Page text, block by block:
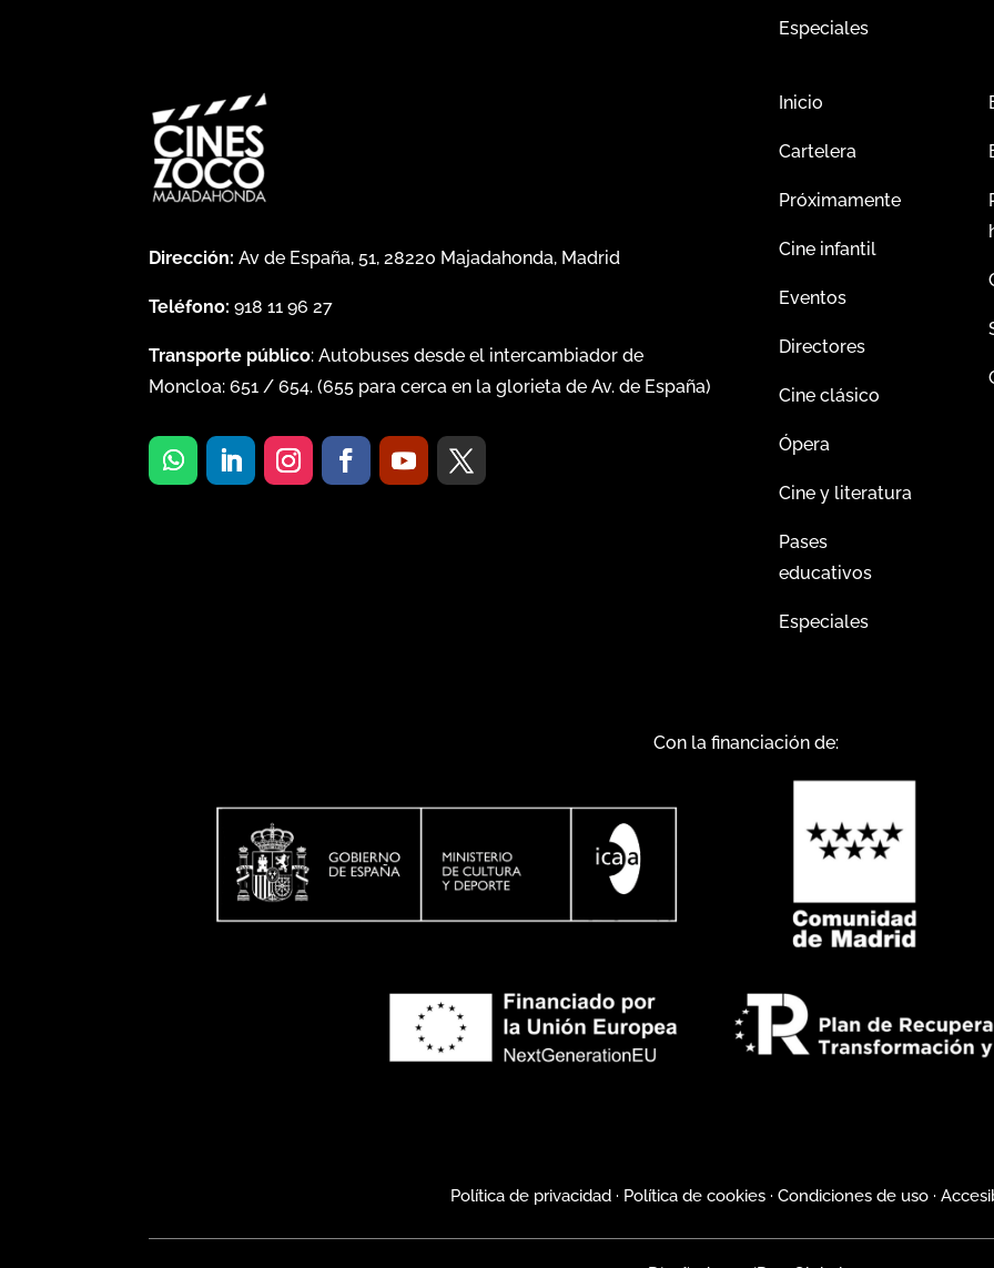
Especiales
Dirección: Av de España, 51, 28220 Majadahonda, Madrid
Teléfono: 918 11 96 27
Transporte público: Autobuses desde el intercambiador de
Moncloa:651 /654. (655 para cerca en la glorieta de Av. de España)
Inicio
Cartelera
Próximamente
Cine infantil
Eventos
Directores
Cine clásico
Ópera
Cine y literatura
Pases
educativos
Especiales
Con la financiación de:
Política de privacidad · Política de cookies · Condiciones de uso ·